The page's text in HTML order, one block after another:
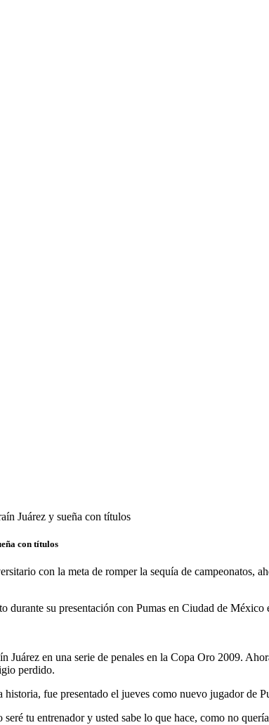
Juárez y sueña con títulos
con títulos
con la meta de romper la sequía de campeonatos,
durante su presentación con Pumas en Ciudad de
Juárez en una serie de penales en la Copa Oro 2009.
perdido.
fue presentado el jueves como nuevo jugador de
tu entrenador y usted sabe lo que hace, como no